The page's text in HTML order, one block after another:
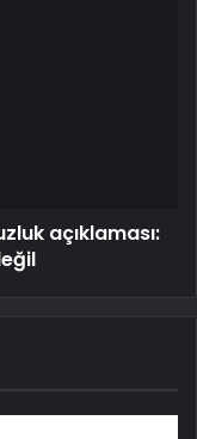
açıklaması: